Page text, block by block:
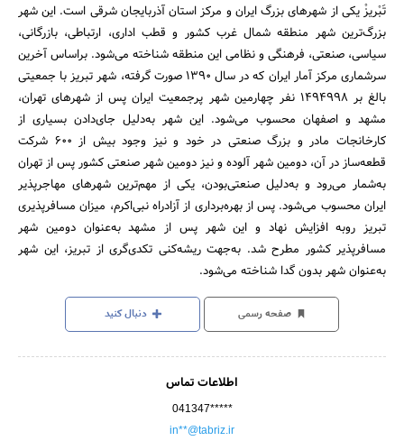
تَبْریزْ یکی از شهرهای بزرگ ایران و مرکز استان آذربایجان شرقی است. این شهر
بزرگ‌ترین شهر منطقه شمال غرب کشور و قطب اداری، ارتباطی، بازرگانی،
سیاسی، صنعتی، فرهنگی و نظامی این منطقه شناخته می‌شود. براساس آخرین
سرشماری مرکز آمار ایران که در سال 1390 صورت گرفته، شهر تبریز با جمعیتی
بالغ بر 1494998 نفر چهارمین شهر پرجمعیت ایران پس از شهرهای تهران،
مشهد و اصفهان محسوب می‌شود. این شهر به‌دلیل جای‌دادن بسیاری از
کارخانجات مادر و بزرگ صنعتی در خود و نیز وجود بیش از 600 شرکت
قطعه‌ساز در آن، دومین شهر آلوده و نیز دومین شهر صنعتی کشور پس از تهران
به‌شمار می‌رود و به‌دلیل صنعتی‌بودن، یکی از مهم‌ترین شهرهای مهاجرپذیر
ایران محسوب می‌شود. پس از بهره‌برداری از آزادراه نبی‌اکرم، میزان مسافرپذیری
تبریز روبه افزایش نهاد و این شهر پس از مشهد به‌عنوان دومین شهر
مسافرپذیر کشور مطرح شد. به‌جهت ریشه‌کنی تکدی‌گری از تبریز، این شهر
به‌عنوان شهر بدون گدا شناخته می‌شود.
صفحه رسمی دنبال کنید
اطلاعات تماس
041347*****
in**@tabriz.ir